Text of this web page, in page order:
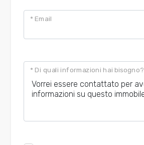
* Email
* Di quali informazioni hai bisogno?